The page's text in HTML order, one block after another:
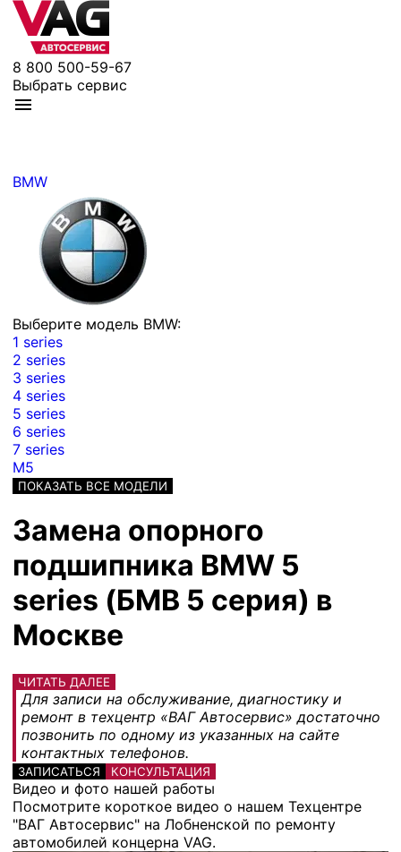
8 800 500-59-67
Выбрать сервис
BMW
Выберите модель BMW:
1 series
2 series
3 series
4 series
5 series
6 series
7 series
M5
ПОКАЗАТЬ ВСЕ МОДЕЛИ
Замена опорного
подшипника BMW 5
series (БМВ 5 серия) в
Москве
ЧИТАТЬ ДАЛЕЕ
Для записи на обслуживание, диагностику и
ремонт в техцентр «ВАГ Автосервис» достаточно
позвонить по одному из указанных на сайте
контактных телефонов.
ЗАПИСАТЬСЯ КОНСУЛЬТАЦИЯ
Видео и фото нашей работы
Посмотрите короткое видео о нашем Техцентре
"ВАГ Автосервис" на Лобненской по ремонту
автомобилей концерна VAG.